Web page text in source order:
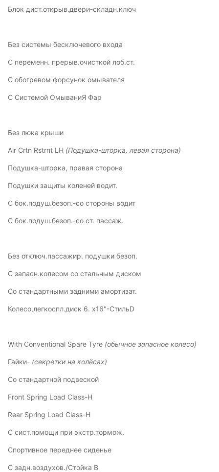
Блок дист.открыв.двери-складн.ключ
Без системы бесключевого входа
С переменн. прерыв.очисткой лоб.ст.
С обогревом форсунок омывателя
С Системой ОмываниЯ Фар
Без люка крыши
Air Crtn Rstrnt LH (Подушка-шторка, левая сторона)
Подушка-шторка, правая сторона
Подушки защиты коленей водит.
С бок.подуш.безоп.-со стороны водит
С бок.подуш.безоп.-со ст. пассаж.
Без отключ.пассажир. подушки безоп.
С запасн.колесом со стальным диском
Со стандартными задними амортизат.
Колесо,легкоспл.диск 6. х16"-СтильD
With Conventional Spare Tyre (обычное запасное колесо)
Гайки- (секретки на колёсах)
Со стандартной подвеской
Front Spring Load Class-H
Rear Spring Load Class-H
С сист.помощи при экстр.тормож.
Спортивное переднее сиденье
С задн.воздухов./Стойка В